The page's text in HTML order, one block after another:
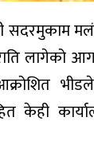
सदरमुकाम
लागेको
केही